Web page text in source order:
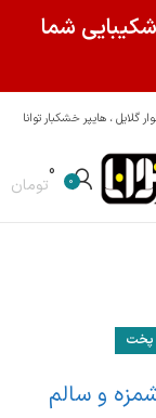
گلایل ، هایپر خشکبار توانا
0
0
تومان
پخت
و سالم
شما